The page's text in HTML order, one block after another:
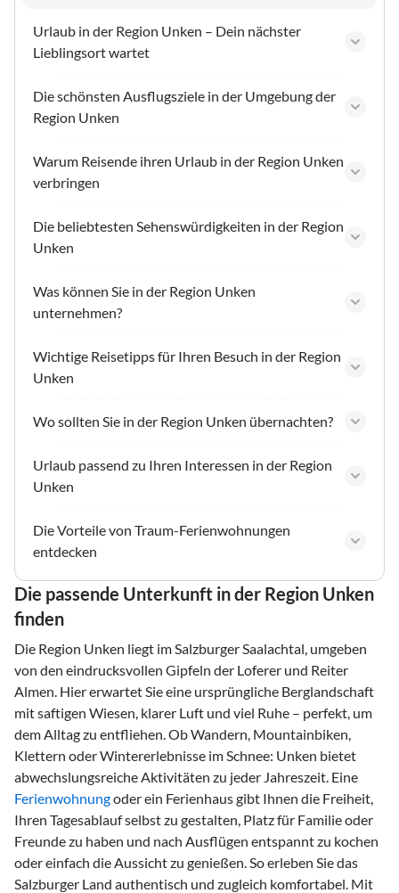
Urlaub in der Region Unken – Dein nächster
Lieblingsort wartet
Die schönsten Ausflugsziele in der Umgebung der
Region Unken
Warum Reisende ihren Urlaub in der Region Unken
verbringen
Die beliebtesten Sehenswürdigkeiten in der Region
Unken
Was können Sie in der Region Unken
unternehmen?
Wichtige Reisetipps für Ihren Besuch in der Region
Unken
Wo sollten Sie in der Region Unken übernachten?
Urlaub passend zu Ihren Interessen in der Region
Unken
Die Vorteile von Traum-Ferienwohnungen
entdecken
Die passende Unterkunft in der Region Unken
finden
Die Region Unken liegt im Salzburger Saalachtal, umgeben
von den eindrucksvollen Gipfeln der Loferer und Reiter
Almen. Hier erwartet Sie eine ursprüngliche Berglandschaft
mit saftigen Wiesen, klarer Luft und viel Ruhe – perfekt, um
dem Alltag zu entfliehen. Ob Wandern, Mountainbiken,
Klettern oder Wintererlebnisse im Schnee: Unken bietet
abwechslungsreiche Aktivitäten zu jeder Jahreszeit. Eine
Ferienwohnungoder ein Ferienhaus gibt Ihnen die Freiheit,
Ihren Tagesablauf selbst zu gestalten, Platz für Familie oder
Freunde zu haben und nach Ausflügen entspannt zu kochen
oder einfach die Aussicht zu genießen. So erleben Sie das
Salzburger Land authentisch und zugleich komfortabel. Mit